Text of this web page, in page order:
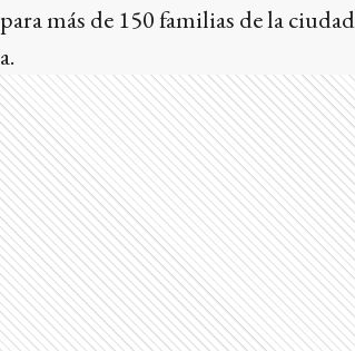
más de 150 familias de la